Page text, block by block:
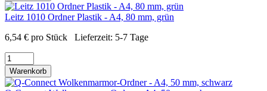
Leitz 1010 Ordner Plastik - A4, 80 mm, grün
6,54 € pro Stück Lieferzeit: 5-7 Tage
Warenkorb